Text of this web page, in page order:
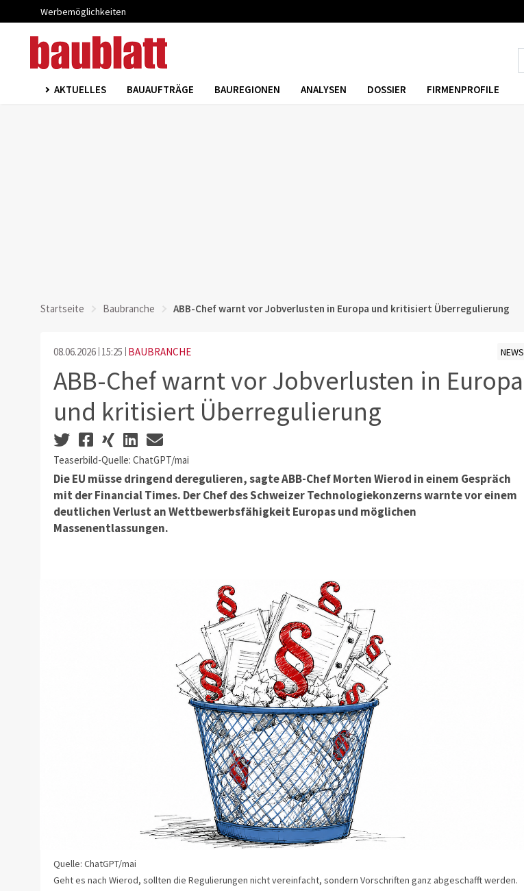
Werbemöglichkeiten
AKTUELLES BAUAUFTRÄGE BAUREGIONEN ANALYSEN DOSSIER FIRMENPROFILE
Startseite Baubranche ABB-Chef warnt vor Jobverlusten in Europa und kritisiert Überregulierung
08.06.2026 15:25 BAUBRANCHE NEWS
ABB-Chef warnt vor Jobverlusten in Europa
und kritisiert Überregulierung
Teaserbild-Quelle: ChatGPT/mai
Die EU müsse dringend deregulieren, sagte ABB-Chef Morten Wierod in einem Gespräch
mit der Financial Times. Der Chef des Schweizer Technologiekonzerns warnte vor einem
deutlichen Verlust an Wettbewerbsfähigkeit Europas und möglichen
Massenentlassungen.
Quelle: ChatGPT/mai
Geht es nach Wierod, sollten die Regulierungen nicht vereinfacht, sondern Vorschriften ganz abgeschafft werden.